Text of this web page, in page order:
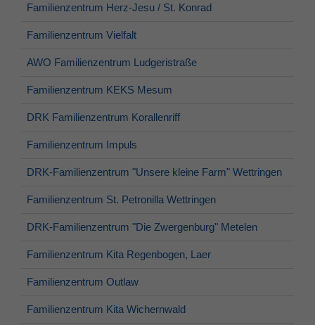
Familienzentrum Herz-Jesu / St. Konrad
Familienzentrum Vielfalt
AWO Familienzentrum Ludgeristraße
Familienzentrum KEKS Mesum
DRK Familienzentrum Korallenriff
Familienzentrum Impuls
DRK-Familienzentrum "Unsere kleine Farm" Wettringen
Familienzentrum St. Petronilla Wettringen
DRK-Familienzentrum "Die Zwergenburg" Metelen
Familienzentrum Kita Regenbogen, Laer
Familienzentrum Outlaw
Familienzentrum Kita Wichernwald